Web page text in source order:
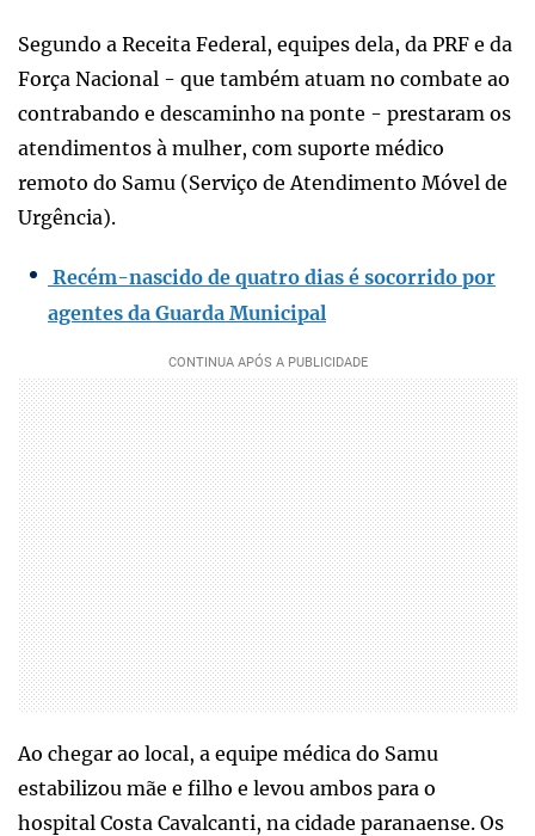
Segundo a Receita Federal, equipes dela, da PRF e da
Força Nacional - que também atuam no combate ao
contrabando e descaminho na ponte - prestaram os
atendimentos à mulher, com suporte médico
remoto do Samu (Serviço de Atendimento Móvel de
Urgência).
Recém-nascido de quatro dias é socorrido por
agentes da Guarda Municipal
Ao chegar ao local, a equipe médica do Samu
estabilizou mãe e filho e levou ambos para o
hospital Costa Cavalcanti, na cidade paranaense. Os